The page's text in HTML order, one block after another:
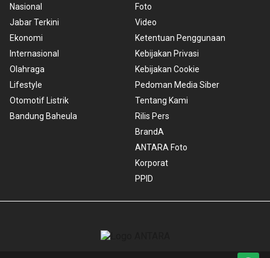
Nasional
Jabar Terkini
Ekonomi
Internasional
Olahraga
Lifestyle
Otomotif Listrik
Bandung Baheula
Foto
Video
Ketentuan Penggunaan
Kebijakan Privasi
Kebijakan Cookie
Pedoman Media Siber
Tentang Kami
Rilis Pers
BrandA
ANTARA Foto
Korporat
PPID